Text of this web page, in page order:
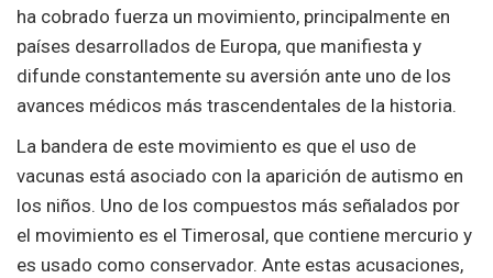
ha cobrado fuerza un movimiento, principalmente en
países desarrollados de Europa, que manifiesta y
difunde constantemente su aversión ante uno de los
avances médicos más trascendentales de la historia.
La bandera de este movimiento es que el uso de
vacunas está asociado con la aparición de autismo en
los niños. Uno de los compuestos más señalados por
el movimiento es el Timerosal, que contiene mercurio y
es usado como conservador. Ante estas acusaciones,